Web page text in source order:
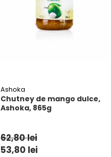
Ashoka
Chutney de mango dulce,
Ashoka, 865g
62,80 lei
53,80 lei